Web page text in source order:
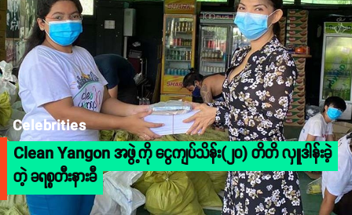
Celebrities
Clean Yangon အဖွဲ့ကို ငွေကျပ်သိန်း(၂၀) တိတိ လှူဒါန်းခဲ့
တဲ့ ခရစ္စတီးနားခီ